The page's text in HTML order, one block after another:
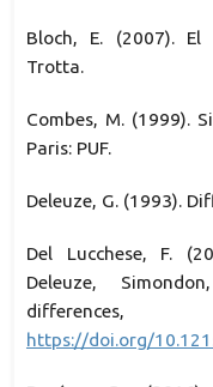
Bloch, E. (2007). El
Trotta.
Combes, M. (1999).
Paris: PUF.
Deleuze, G. (1993).
Del Lucchese, F.
Deleuze,
https://doi.org/